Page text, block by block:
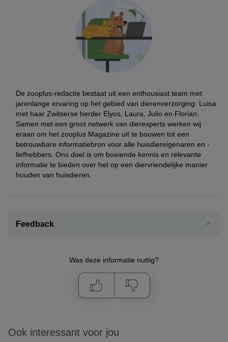
Als kittens veroveren Siamezen al de harten van mensen met hu
n bijzondere uiterlijk.
De zooplus-redactie bestaat uit een enthousiast team met
jarenlange ervaring op het gebied van dierenverzorging: Luisa
met haar Zwitserse herder Elyos, Laura, Julio en Florian.
Samen met een groot netwerk van dierexperts werken wij
eraan om het zooplus Magazine uit te bouwen tot een
betrouwbare informatiebron voor alle huisdiereigenaren en -
liefhebbers. Ons doel is om boeiende kennis en relevante
informatie te bieden over het op een diervriendelijke manier
houden van huisdieren.
Feedback
Was deze informatie nuttig?
Ook interessant voor jou